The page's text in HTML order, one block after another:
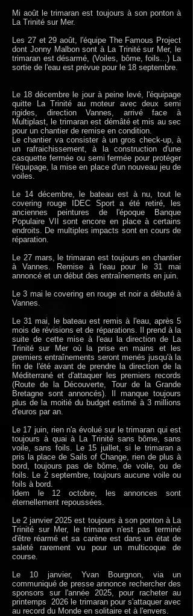
Mi août le trimaran est toujours à son ponton à
La Trinité sur Mer.
Les 27 et 29 août, l'équipe The Famous Project
dont Jonny Malbon sont à La Trinité sur Mer, le
trimaran est désarmé, (Voiles, bôme, foils...) La
sortie de l'eau est prévue pour le 18 septembre.
Le 18 décembre le jour à peine levé, l'équipage
quitte La Trinité au moteur avec deux semi
rigides, direction Vannes, arrivé face à
Multiplast, le trimaran est démâté et mis au sec
pour un chantier de remise en condition.
Le chantier va consister à un gros check-up, à
un rafraichissement, à la construction d'une
casquette fermée ou semi fermée pour protéger
l'équipage, la mise en place d'un nouveau jeu de
voiles.
Le 14 décembre, le bateau est à nu, tout le
covering rouge IDEC Sport a été retiré, les
anciennes peintures de l'époque Banque
Populaire VII sont encore en place à certains
endroits. De multiples impacts sont en cours de
réparation.
Le 27 mars, le trimaran est toujours en chantier
à Vannes. Remise à l'eau pour le 31 mai
annoncé et un début des entraînements en juin.
Le 3 mai le covering en rouge et noir a débuté à
Vannes.
Le 31 mai, le bateau est remis à l'eau, après 5
mois de révisions et de réparations. Il prend à la
suite de cette mise à l'eau la direction de La
Trinité sur Mer où la prise en mains et les
premiers entraînements seront menés jusqu'à la
fin de l'été avant de prendre la direction de la
Méditerrané et d'attaquer les premiers records
(Route de la Découverte, Tour de la Grande
Bretagne sont annoncés). Il manque toujours
plus de la moitié du budget estimé à 3 millions
d'euros par an.
Le 17 juin, rien n'a évolué sur le trimaran qui est
toujours à quai à La Trinité sans bôme, sans
voile, sans foils. Le 15 juillet, si le trimaran a
pris la place de Sails of Change, rien de plus à
bord, toujours pas de bôme, de voile, ou de
foils. Le 2 septembre, toujours aucune voile ou
foils à bord.
Idem le 12 octobre, les annonces sont
éternellement repoussées.
Le 2 janvier 2025 est toujours à son ponton à La
Trinité sur Mer, le trimaran n'est pas terminé
d'être réarmé et sa carène est dans un état de
saleté rarement vu pour un multicoque de
course.
Le 10 janvier, Yvan Bourgnon, via un
communiqué de presse annonce rechercher des
sponsors sur l'année 2025, pour racheter au
printemps 2026 le trimaran pour s'attaquer avec
au record du Monde en solitaire et à l'envers.